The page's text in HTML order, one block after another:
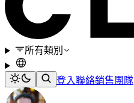
所有類別
登入聯絡銷售團隊